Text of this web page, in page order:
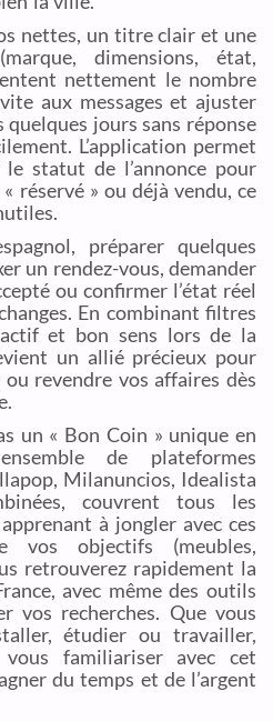
nettes, un titre clair et une
dimensions, état,
nettement le nombre
aux messages et ajuster
jours sans réponse
L’application permet
statut de l’annonce pour
réservé » ou déjà vendu, ce
préparer quelques
un rendez-vous, demander
ou confirmer l’état réel
En combinant filtres
et bon sens lors de la
un allié précieux pour
revendre vos affaires dès
un « Bon Coin » unique en
de plateformes
Milanuncios, Idealista
couvrent tous les
à jongler avec ces
objectifs (meubles,
retrouverez rapidement la
avec même des outils
vos recherches. Que vous
étudier ou travailler,
familiariser avec cet
du temps et de l’argent